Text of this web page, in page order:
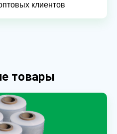
клиентов
товары